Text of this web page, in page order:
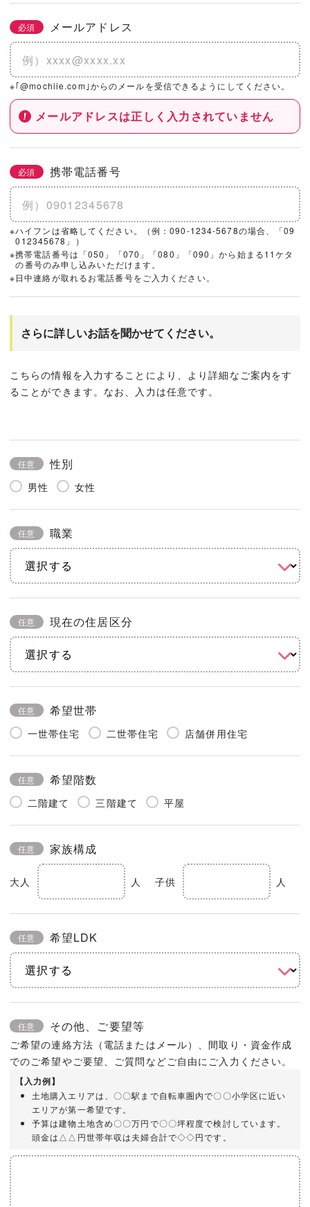
必須 メールアドレス
※｢@mochiie.com｣からのメールを受信できるようにしてください。
メールアドレスは正しく入力されていません
必須 携帯電話番号
※ハイフンは省略してください。（例：090-1234-5678の場合、「09
012345678」）
※携帯電話番号は「050」「070」「080」「090」から始まる11ケタ
の番号のみ申し込みいただけます。
※日中連絡が取れるお電話番号をご入力ください。
さらに詳しいお話を聞かせてください。
こちらの情報を入力することにより、より詳細なご案内をす
ることができます。なお、入力は任意です。
任意 性別
男性 女性
任意 職業
任意 現在の住居区分
任意 希望世帯
一世帯住宅 二世帯住宅 店舗併用住宅
任意 希望階数
二階建て 三階建て 平屋
任意 家族構成
大人 人 子供 人
任意 希望LDK
任意 その他、ご要望等
ご希望の連絡方法（電話またはメール）、間取り・資金作成
でのご希望やご要望、ご質問などご自由にご入力ください。
【入力例】
土地購入エリアは、〇〇駅まで自転車圏内で〇〇小学区に近い
エリアが第一希望です。
予算は建物土地含め〇〇万円で〇〇坪程度で検討しています。
頭金は△△円世帯年収は夫婦合計で◇◇円です。